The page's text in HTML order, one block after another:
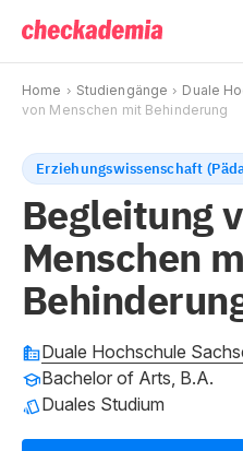
Home Studiengänge Duale
von Menschen mit Behinderung
Erziehungswissenschaft
Begleitung
Menschen
Duale Hochschule
Bachelor of Arts, B.A.
Duales Studium